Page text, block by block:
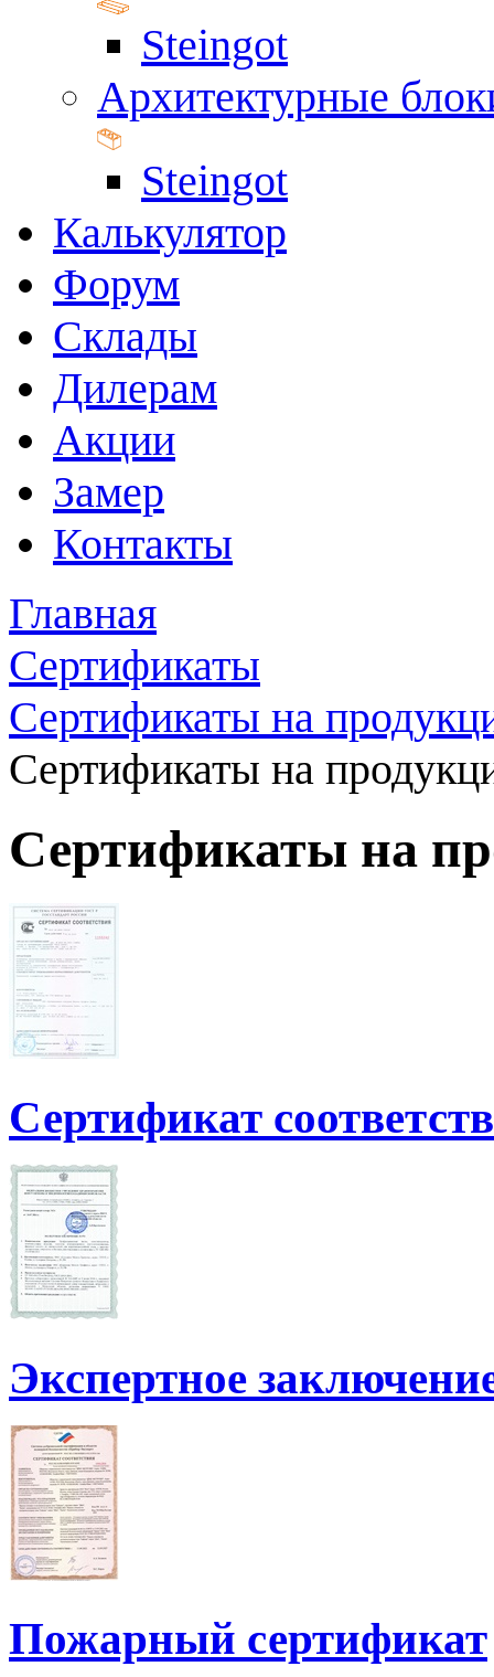
Steingot
Архитектурные
Steingot
Калькулятор
Форум
Склады
Дилерам
Акции
Замер
Контакты
Главная
Сертификаты
Сертификаты на
Сертификаты на
Сертификаты на
Сертификат
Экспертное
Пожарный сертификат